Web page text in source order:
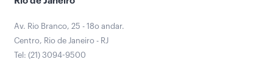
Av. Rio Branco, 25 - 18o andar.
Centro, Rio de Janeiro - RJ
Tel: (21) 3094-9500